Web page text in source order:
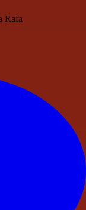
Rafa